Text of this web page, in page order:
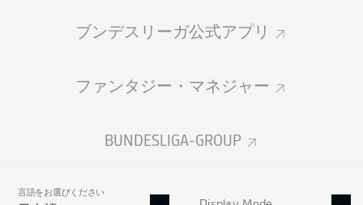
ブンデスリーガ公式アプリ
ファンタジー・マネジャー
BUNDESLIGA-GROUP
言語をお選びください 0